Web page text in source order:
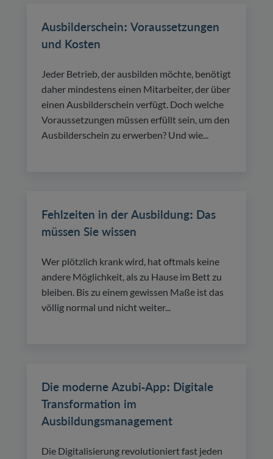
Ausbilderschein: Voraussetzungen
und Kosten
Jeder Betrieb, der ausbilden möchte, benötigt
daher mindestens einen Mitarbeiter, der über
einen Ausbilderschein verfügt. Doch welche
Voraussetzungen müssen erfüllt sein, um den
Ausbilderschein zu erwerben? Und wie...
Fehlzeiten in der Ausbildung: Das
müssen Sie wissen
Wer plötzlich krank wird, hat oftmals keine
andere Möglichkeit, als zu Hause im Bett zu
bleiben. Bis zu einem gewissen Maße ist das
völlig normal und nicht weiter...
Die moderne Azubi-App: Digitale
Transformation im
Ausbildungsmanagement
Die Digitalisierung revolutioniert fast jeden